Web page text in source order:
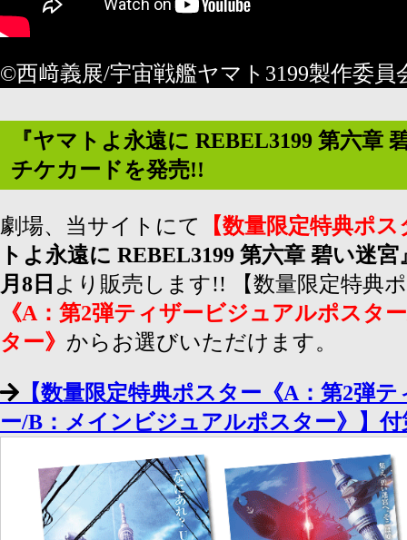
©西﨑義展/宇宙戦艦ヤマト3199製作委員
『ヤマトよ永遠に REBEL3199 第六章
チケカードを発売!!
劇場、当サイトにて
【数量限定特典ポ
トよ永遠に REBEL3199 第六章 碧い迷宮
月8日 より販売します!! 【数量限定特典
《A：第2弾ティザービジュアルポスタ
ター》 からお選びいただけます。
【数量限定特典ポスター《A：第2弾
ー/B：メインビジュアルポスター》】